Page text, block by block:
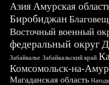
АзияАмурская
Биробиджан
Восточный военный
федеральный округ
Забайкалье Забайкальский край
Комсомольск-на-
Магаданская область